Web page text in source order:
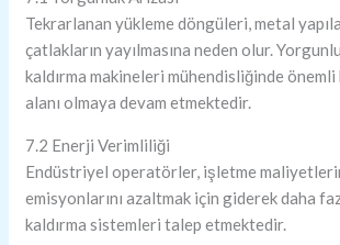
Tekrarlanan yükleme döngüleri, metal
çatlakların yayılmasına neden olur.
kaldırma makineleri mühendisliğinde
alanı olmaya devam etmektedir.
7.2 Enerji Verimliliği
Endüstriyel operatörler, işletme
emisyonlarını azaltmak için giderek daha
kaldırma sistemleri talep etmektedir.